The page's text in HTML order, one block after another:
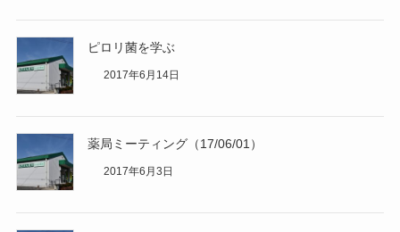
ピロリ菌を学ぶ
2017年6月14日
薬局ミーティング（17/06/01）
2017年6月3日